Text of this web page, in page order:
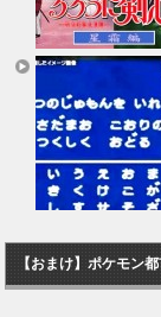
【おまけ】ポケモン